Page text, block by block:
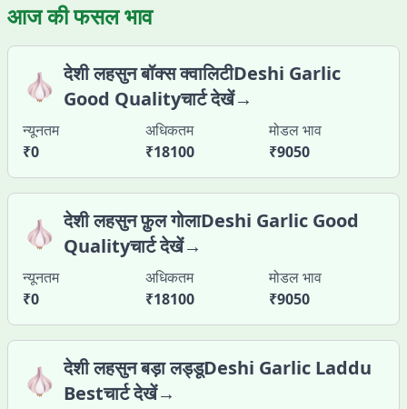
आज की फसल भाव
🧄 देशी लहसुन बॉक्स क्वालिटीDeshi Garlic
Good Qualityचार्ट देखें→
न्यूनतम
₹0
अधिकतम
₹18100
मोडल भाव
₹9050
🧄 देशी लहसुन फ़ुल गोलाDeshi Garlic Good
Qualityचार्ट देखें→
न्यूनतम
₹0
अधिकतम
₹18100
मोडल भाव
₹9050
🧄 देशी लहसुन बड़ा लड्डूDeshi Garlic Laddu
Bestचार्ट देखें→